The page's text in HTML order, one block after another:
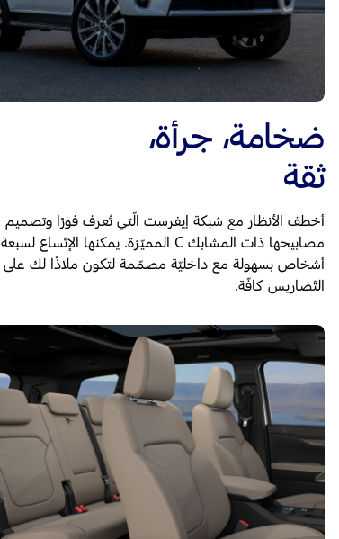
ضخامة، جرأة،
ثقة
أخطف الأنظار مع شبكة إيفرست الّتي تُعرَف فورًا وتصميم
مصابيحها ذات المشابك C المميّزة. يمكنها الإتّساع لسبعة
أشخاص بسهولة مع داخليّة مصمّمة لتكون ملاذًا لك على
التّضاريس كافّة.